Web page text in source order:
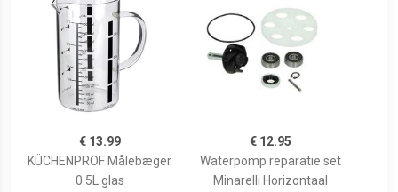
€ 13.99
KÜCHENPROF Målebæger
0.5L glas
€ 12.95
Waterpomp reparatie set
Minarelli Horizontaal